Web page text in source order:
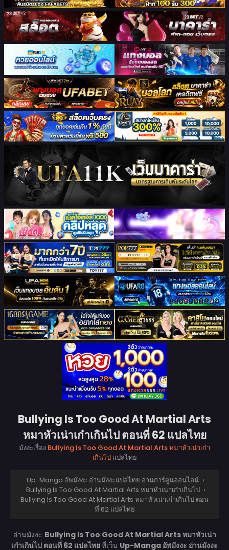
Bullying Is Too Good At Martial Arts
หมาหัวเน่าเก๋าเกินไป ตอนที่ 62 แปลไทย
มังงะเรื่อง Bullying Is Too Good At Martial Arts หมาหัวเน่าเก๋า
เกินไปแปลไทย
Up-Manga อัพมังงะ อ่านมังงะแปลไทย อ่านการ์ตูนออนไลน์ ›
Bullying Is Too Good At Martial Arts หมาหัวเน่าเก๋าเกินไป ›
Bullying Is Too Good At Martial Arts หมาหัวเน่าเก๋าเกินไป ตอน
ที่ 62 แปลไทย
อ่านมังงะ Bullying Is Too Good At Martial Arts หมาหัวเน่า
เก๋าเกินไป ตอนที่ 62 แปลไทยที่เว็บ Up-Manga อัพมังงะ อ่านมังงะ